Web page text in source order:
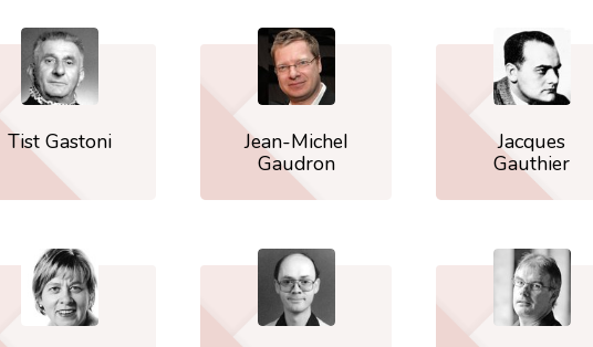
Tist Gastoni
Jean-Michel
Gaudron
Jacques
Gauthier